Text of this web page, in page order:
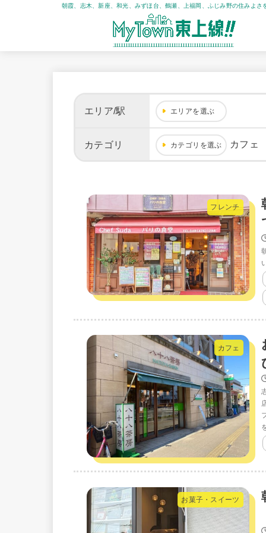
朝霞、志木、新座、和光、みずほ台、鶴瀬、上福岡、ふじみ野の住みよさ
エリア/駅 エリアを選ぶ
カテゴリ カテゴリを選ぶ カフェ
フレンチ
カフェ
お菓子・スイーツ